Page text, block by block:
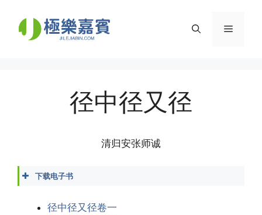
content
Menu
径中径又径
清归安张师诚
下载电子书
径中径又径.epub
径中径又径卷一